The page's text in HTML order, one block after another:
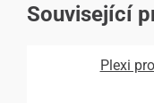
Související
Plexi